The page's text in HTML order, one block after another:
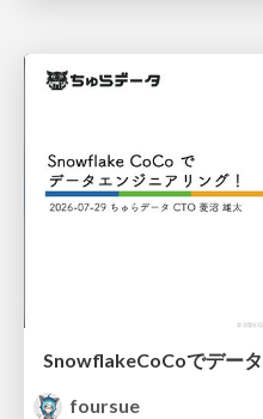
SnowflakeCoCoでデー
foursue